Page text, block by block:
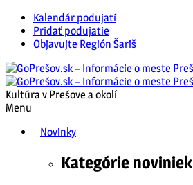
Kalendár podujatí
Pridať podujatie
Objavujte Región Šariš
Kultúra v Prešove a okolí
Menu
Novinky
Kategórie noviniek